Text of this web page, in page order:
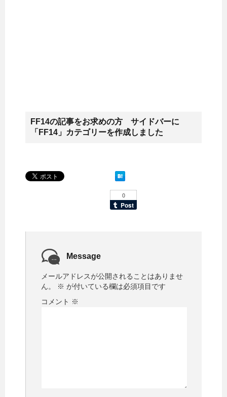
FF14の記事をお求めの方 サイドバーに
「FF14」カテゴリーを作成しました
Message
メールアドレスが公開されることはありませ
ん。
※ が付いている欄は必須項目です
コメント ※